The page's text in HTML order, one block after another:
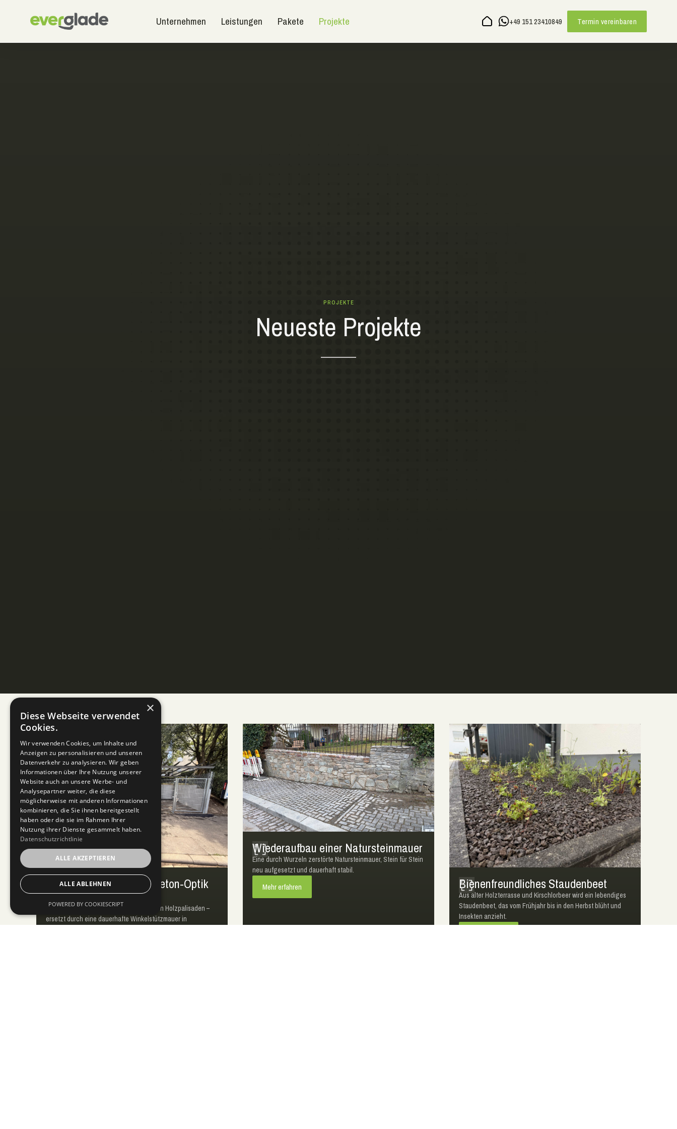
Unternehmen Leistungen Pakete Projekte +49 151 23410849 Termin vereinbaren
PROJEKTE
Neueste Projekte
Müllstandsplatz in Sichtbeton-Optik
mit L-Tec Winkelstützen
Ein maroder Müllstandsplatz mit verfaulten Holzpalisaden –
ersetzt durch eine dauerhafte Winkelstützmauer in
Wiederaufbau einer Natursteinmauer
Eine durch Wurzeln zerstörte Natursteinmauer, Stein für Stein
neu aufgesetzt und dauerhaft stabil.
Mehr erfahren Bienenfreundliches Staudenbeet
Aus alter Holzterrasse und Kirschlorbeer wird ein lebendiges
Staudenbeet, das vom Frühjahr bis in den Herbst blüht und
Insekten anzieht.
×
Diese Webseite verwendet
Cookies.
Wir verwenden Cookies, um Inhalte und
Anzeigen zu personalisieren und unseren
Datenverkehr zu analysieren. Wir geben
Informationen über Ihre Nutzung unserer
Website auch an unsere Werbe- und
Analysepartner weiter, die diese
möglicherweise mit anderen Informationen
kombinieren, die Sie ihnen bereitgestellt
haben oder die sie im Rahmen Ihrer
Nutzung ihrer Dienste gesammelt haben.
Datenschutzrichtlinie
ALLE AKZEPTIEREN
ALLE ABLEHNEN
POWERED BY COOKIESCRIPT